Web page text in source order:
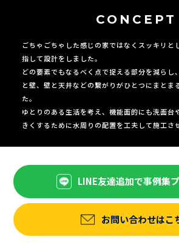
CONCEPT
ごちゃごちゃした感じの家ではなくスッキリと
指して設計をしました。
どの要素でもなるべく点で捉える部分を減らし
と壁、壁と天井などの繋がりがひとつにまとま
た。
ゆとりのある生活を考え、機能面的にも洗面台
きくするために水周りの配置を工夫して施工さ
LINE友達追加で事例集
お問い合わせはこ